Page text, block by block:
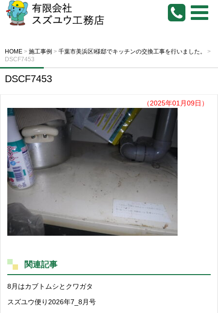
HOME > 施工事例 > 千葉市美浜区I様邸でキッチンの交換工事を行いました。
>
DSCF7453
DSCF7453
（2025年01月09日）
関連記事
8月はカブトムシとクワガタ
スズユウ便り2026年7_8月号